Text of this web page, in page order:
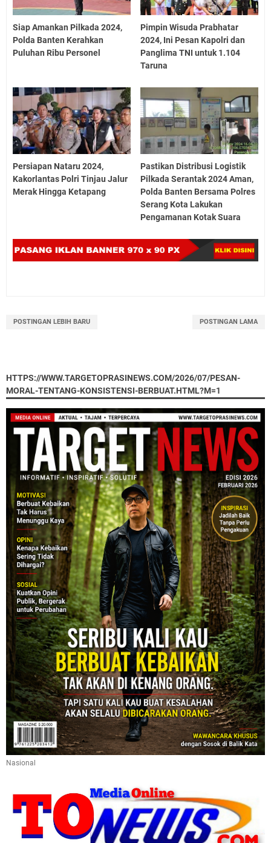
Siap Amankan Pilkada 2024,
Polda Banten Kerahkan
Puluhan Ribu Personel
Pimpin Wisuda Prabhatar
2024, Ini Pesan Kapolri dan
Panglima TNI untuk 1.104
Taruna
Persiapan Nataru 2024,
Kakorlantas Polri Tinjau Jalur
Merak Hingga Ketapang
Pastikan Distribusi Logistik
Pilkada Serantak 2024 Aman,
Polda Banten Bersama Polres
Serang Kota Lakukan
Pengamanan Kotak Suara
POSTINGAN LEBIH BARU POSTINGAN LAMA
HTTPS://WWW.TARGETOPRASINEWS.COM/2026/07/PESAN-
MORAL-TENTANG-KONSISTENSI-BERBUAT.HTML?M=1
Nasional